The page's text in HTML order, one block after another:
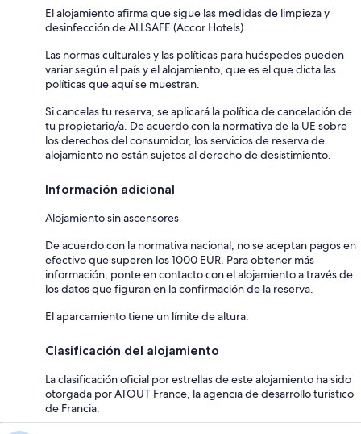
El alojamiento afirma que sigue las medidas de limpieza y
desinfección de ALLSAFE (Accor Hotels).
Las normas culturales y las políticas para huéspedes pueden
variar según el país y el alojamiento, que es el que dicta las
políticas que aquí se muestran.
Si cancelas tu reserva, se aplicará la política de cancelación de
tu propietario/a. De acuerdo con la normativa de la UE sobre
los derechos del consumidor, los servicios de reserva de
alojamiento no están sujetos al derecho de desistimiento.
Información adicional
Alojamiento sin ascensores
De acuerdo con la normativa nacional, no se aceptan pagos en
efectivo que superen los 1000 EUR. Para obtener más
información, ponte en contacto con el alojamiento a través de
los datos que figuran en la confirmación de la reserva.
El aparcamiento tiene un límite de altura.
Clasificación del alojamiento
La clasificación oficial por estrellas de este alojamiento ha sido
otorgada por ATOUT France, la agencia de desarrollo turístico
de Francia.